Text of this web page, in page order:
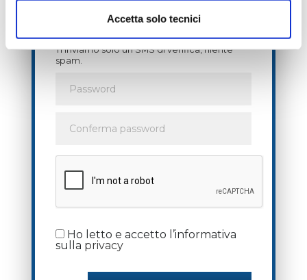
Accetta solo tecnici
Ti inviamo solo un SMS di verifica, niente
spam.
Ho letto e accetto l’informativa
sulla privacy